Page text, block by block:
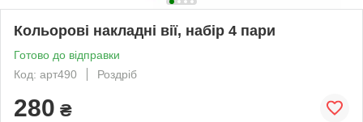
Кольорові накладні вії, набір 4 пари
Готово до відправки
Код: арт490
Роздріб
280 ₴